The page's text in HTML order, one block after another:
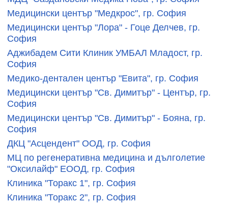
Медицински център "Медкрос", гр. София
Медицински център "Лора" - Гоце Делчев, гр.
София
Аджибадем Сити Клиник УМБАЛ Младост, гр.
София
Медико-дентален център "Евита", гр. София
Медицински център "Св. Димитър" - Център, гр.
София
Медицински център "Св. Димитър" - Бояна, гр.
София
ДКЦ "Асцендент" ООД, гр. София
МЦ по регенеративна медицина и дълголетие
"Оксилайф" ЕООД, гр. София
Клиника "Торакс 1", гр. София
Клиника "Торакс 2", гр. София